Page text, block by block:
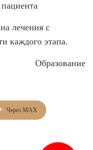
лечения с
каждого этапа.
Образование
Через MAX